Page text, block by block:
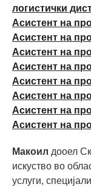
логистички
Асистент на
Асистент на
Асистент на
Асистент на
Асистент на
Асистент на
Асистент на
Асистент на
Макоил дооел
искуство во
услуги,